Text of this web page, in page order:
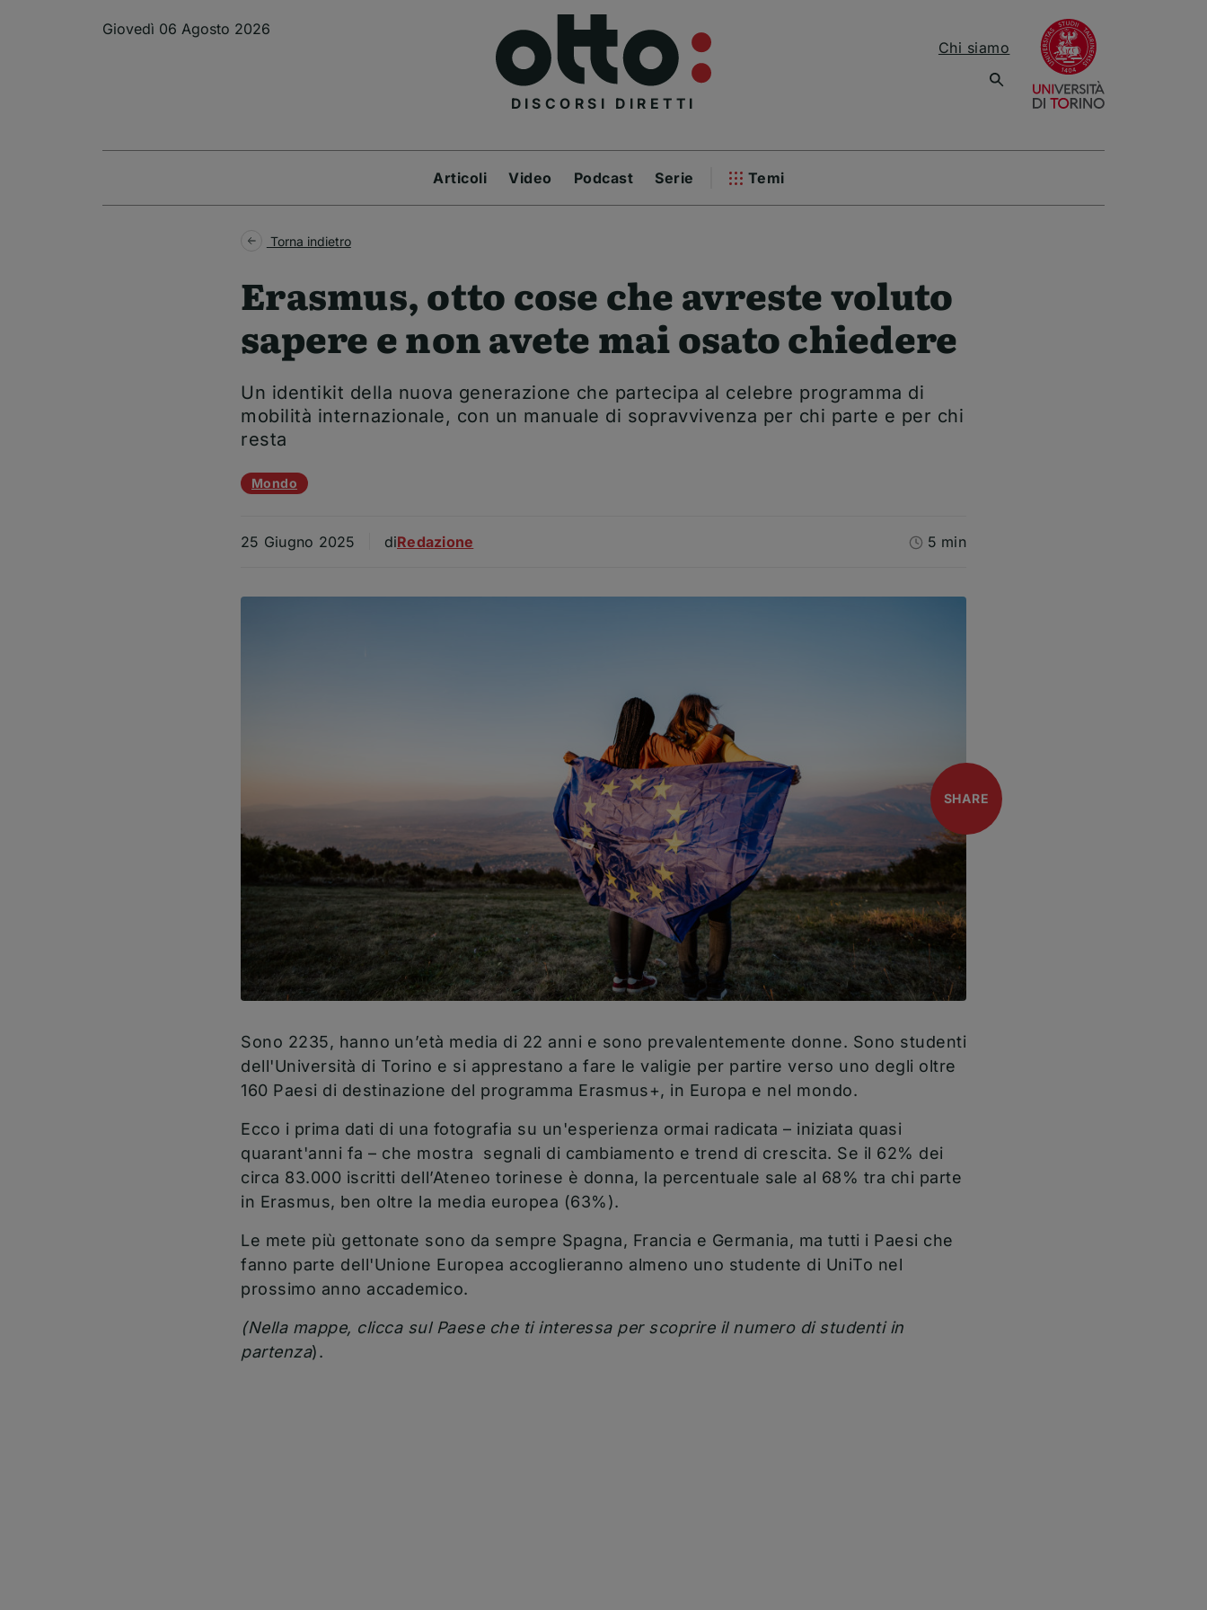
Giovedì 06 Agosto 2026
DISCORSI DIRETTI
Chi siamo
Articoli Video Podcast Serie Temi
Torna indietro
Erasmus, otto cose che avreste voluto
sapere e non avete mai osato chiedere
Un identikit della nuova generazione che partecipa al celebre programma di
mobilità internazionale, con un manuale di sopravvivenza per chi parte e per chi
resta
Mondo
25 Giugno 2025 Articolo
diRedazione 5 min
open
SHARE
Sono 2235, hanno un’età media di 22 anni e sono prevalentemente donne. Sono studenti
dell'Università di Torino e si apprestano a fare le valigie per partire verso uno degli oltre
160 Paesi di destinazione del programma Erasmus+, in Europa e nel mondo.
Ecco i prima dati di una fotografia su un'esperienza ormai radicata – iniziata quasi
quarant'anni fa – che mostra segnali di cambiamento e trend di crescita. Se il 62% dei
circa 83.000 iscritti dell’Ateneo torinese è donna, la percentuale sale al 68% tra chi parte
in Erasmus, ben oltre la media europea (63%).
Le mete più gettonate sono da sempre Spagna, Francia e Germania, ma tutti i Paesi che
fanno parte dell'Unione Europea accoglieranno almeno uno studente di UniTo nel
prossimo anno accademico.
(Nella mappe, clicca sul Paese che ti interessa per scoprire il numero di studenti in
partenza).